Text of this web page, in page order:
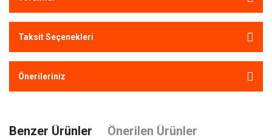
Taksit Seçenekleri
Önerileriniz
Benzer Ürünler Önerilen Ürünler